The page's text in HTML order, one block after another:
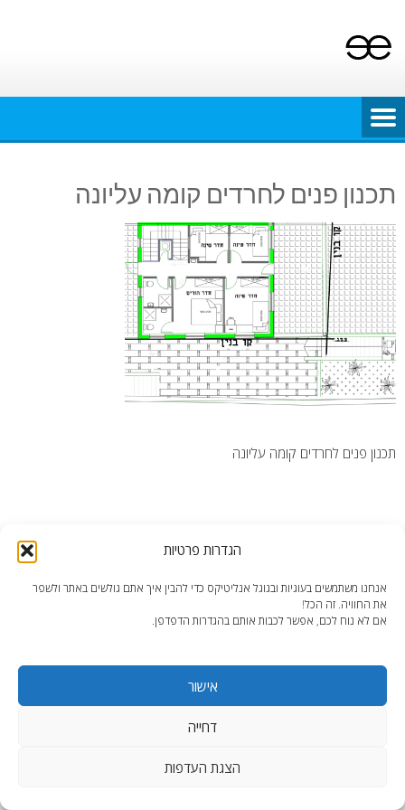
הגדרות פרטיות
אנחנו משתמשים בעוגיות ובגוגל אנליטיקס כדי להבין איך אתם גולשים באתר ולשפר
את החוויה. זה הכל!
אם לא נוח לכם, אפשר לכבות אותם בהגדרות הדפדפן.
אישור
דחייה
הצגת העדפות
content
תכנון פנים לחרדים קומה עליונה
תכנון פנים לחרדים קומה עליונה
end2end.co.il | תכנון ועיצוב עד הפרט האחרון.
AccessPress Lite